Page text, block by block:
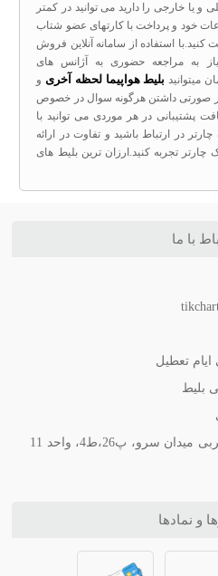
یا خارجی را دارید می توانید در کمتر
خود و پرداخت با کارتهای عضو شتاب
کنید.با استفاده از سامانه آنلاین فروش
به مراجعه حضوری به آژانس های
میتوانید بلیط هواپیما لحظه آخریو
صورتی داشتن هرگونه سوال در خصوص
پشتیبانی در هر موردی می توانید با
در ارتباط باشید و تفاوت در ارائه
چارتر تجربه کنید.ارزان ترین بلیط های
با ما
بلیط
سعادت آباد،ضلع جنوب غربی میدان سرو، پ26،ط4، واحد 11
و نمادها